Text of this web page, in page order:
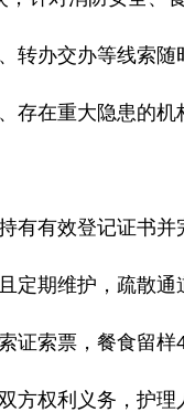
转办交办等线索随
存在重大隐患的机
有有效登记证书
定期维护，疏散
证索票，餐食留样
方权利义务，护